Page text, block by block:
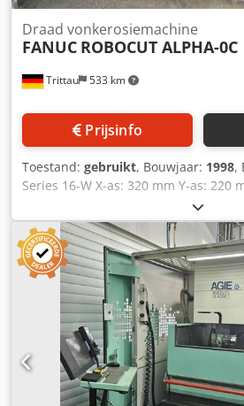
Trittau 533 km
Draad vonkerosiemachine
FANUC ROBOCUT ALPHA-0C
Prijsinfo
Toestand: gebruikt, Bouwjaar: 1998,
Series 16-W X-as: 320 mm Y-as: 220
Csdpfx Aezrh N Uobnjha U-as: 120
Snelle verplaatsing (X): 900 mm/min
900 mm/min Snelle verplaatsing (Z):
verplaatsing (U): 450 mm/min Snelle
mm/min Maximaal werkstukgewicht:
de machine: ca. 1,5 ton
onze inschatting verkeert de
staat en kan deze na het maken van
spanning worden bekeken.
gereedschappen en spanmiddelen
bij de levering als dit in de